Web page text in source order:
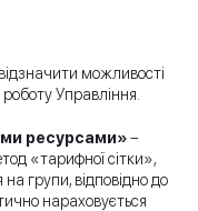
можливості
Управління.
ресурсами»–
«тарифної сітки»,
групи, відповідно до
нараховується